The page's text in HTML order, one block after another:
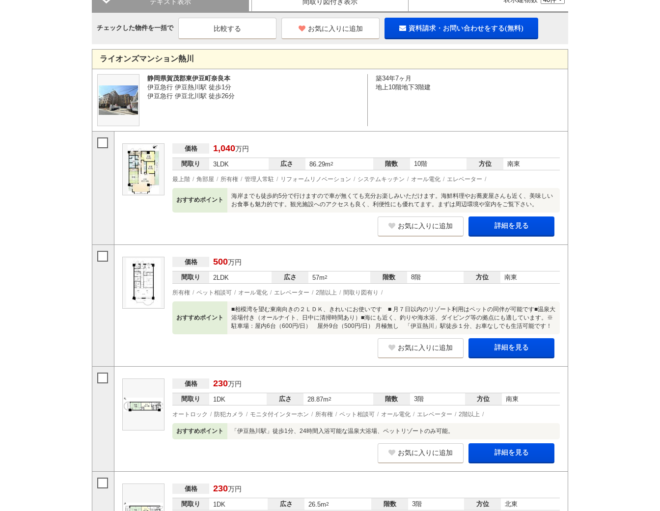
チェックした物件を一括で お気に入りに追加 資料請求・お問い合わせをする(無料)
ライオンズマンション熱川
静岡県賀茂郡東伊豆町奈良本
伊豆急行 伊豆熱川駅 徒歩1分
伊豆急行 伊豆北川駅 徒歩26分
築34年7ヶ月
地上10階地下3階建
価格 1,040万円
間取り 3LDK 広さ 86.29m2 階数 10階 方位 南東
最上階 角部屋 所有権 管理人常駐 リフォームリノベーション システムキッチン オール電化 エレベーター
おすすめポイント
海岸までも徒歩約5分で行けますので車が無くても充分お楽しみいただけます。海鮮料理やお蕎麦屋さんも近く、美味しい
お食事も魅力的です。観光施設へのアクセスも良く、利便性にも優れてます。まずは周辺環境や室内をご覧下さい。
お気に入りに追加 詳細を見る
価格 500万円
間取り 2LDK 広さ 57m2 階数 8階 方位 南東
所有権 ペット相談可 オール電化 エレベーター 2階以上 間取り図有り
おすすめポイント
■相模湾を望む東南向きの２ＬＤＫ、きれいにお使いです ■ 月７日以内のリゾート利用はペットの同伴が可能です■温泉大
浴場付き（オールナイト、日中に清掃時間あり）■海にも近く、釣りや海水浴、ダイビング等の拠点にも適しています。※
駐車場：屋内6台（600円/日） 屋外9台（500円/日） 月極無し 「伊豆熱川」駅徒歩１分、お車なしでも生活可能です！
お気に入りに追加 詳細を見る
価格 230万円
間取り 1DK 広さ 28.87m2 階数 3階 方位 南東
オートロック 防犯カメラ モニタ付インターホン 所有権 ペット相談可 オール電化 エレベーター 2階以上
おすすめポイント 「伊豆熱川駅」徒歩1分、24時間入浴可能な温泉大浴場、ペットリゾートのみ可能。
お気に入りに追加 詳細を見る
価格 230万円
間取り 1DK 広さ 26.5m2 階数 3階 方位 北東